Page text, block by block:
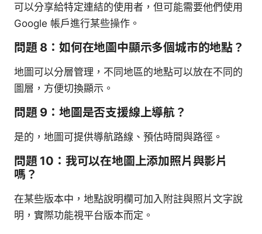
可以分享給特定連結的使用者，但可能需要他們使用
Google 帳戶進行某些操作。
問題 8：如何在地圖中顯示多個城市的地點？
地圖可以分層管理，不同地區的地點可以放在不同的
圖層，方便切換顯示。
問題 9：地圖是否支援線上導航？
是的，地圖可提供導航路線、預估時間與路徑。
問題 10：我可以在地圖上添加照片與影片
嗎？
在某些版本中，地點說明欄可加入附註與照片文字說
明，實際功能視平台版本而定。